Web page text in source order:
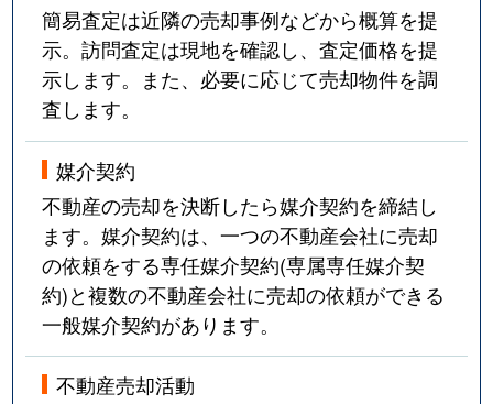
簡易査定は近隣の売却事例などから概算を提
示。訪問査定は現地を確認し、査定価格を提
示します。また、必要に応じて売却物件を調
査します。
媒介契約
不動産の売却を決断したら媒介契約を締結し
ます。媒介契約は、一つの不動産会社に売却
の依頼をする専任媒介契約(専属専任媒介契
約)と複数の不動産会社に売却の依頼ができる
一般媒介契約があります。
不動産売却活動